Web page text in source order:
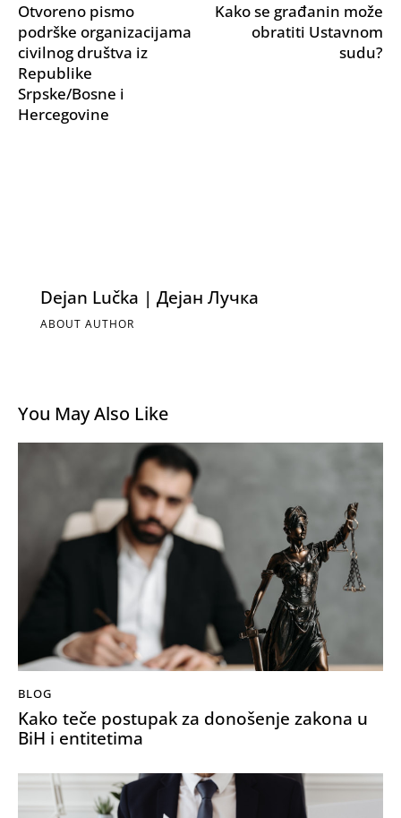
Otvoreno pismo
podrške organizacijama
civilnog društva iz
Republike
Srpske/Bosne i
Hercegovine
Kako se građanin može
obratiti Ustavnom
sudu?
Dejan Lučka | Дејан Лучка
ABOUT AUTHOR
You May Also Like
BLOG
Kako teče postupak za donošenje zakona u
BiH i entitetima